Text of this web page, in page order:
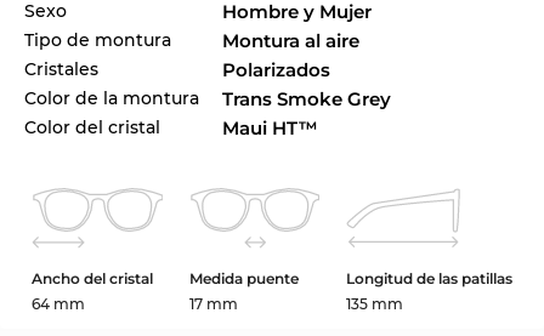
Sexo Hombre y Mujer
Tipo de montura Montura al aire
Cristales Polarizados
Color de la montura Trans Smoke Grey
Color del cristal Maui HT™
Ancho del cristal
64 mm
Medida puente
17 mm
Longitud de las patillas
135 mm